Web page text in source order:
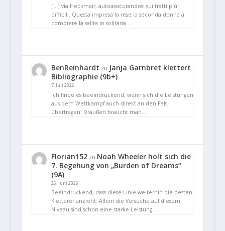
[…] via Heckmair, autoassicurandosi sui tratti più
difficili. Questa impresa la rese la seconda donna a
compiere la salita in solitaria…
BenReinhardt zu Janja Garnbret klettert
Bibliographie (9b+)
7. Juli 2026
Ich finde es beeindruckend, wenn sich die Leistungen
aus dem Wettkampf auch direkt an den Fels
übertragen. Draußen braucht man…
Florian152zu Noah Wheeler holt sich die
7. Begehung von „Burden of Dreams“
(9A)
26. Juni 2026
Beeindruckend, dass diese Linie weiterhin die besten
Kletterer anzieht. Allein die Versuche auf diesem
Niveau sind schon eine starke Leistung.…